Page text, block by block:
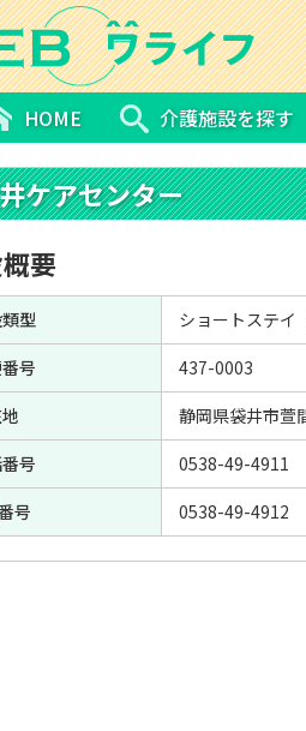
HOME 介護施設を探す
ケアセンター
要
型
ショートステイ
号
437-0003
静岡県袋井市萱
号
0538-49-4911
号
0538-49-4912